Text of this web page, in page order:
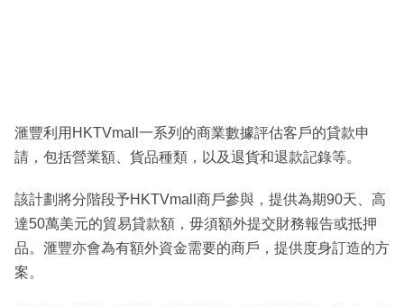
滙豐利用HKTVmall一系列的商業數據評估客戶的貸款申
請，包括營業額、貨品種類，以及退貨和退款記錄等。
該計劃將分階段予HKTVmall商戶參與，提供為期90天、高
達50萬美元的貿易貸款額，毋須額外提交財務報告或抵押
品。滙豐亦會為有額外資金需要的商戶，提供度身訂造的方
案。